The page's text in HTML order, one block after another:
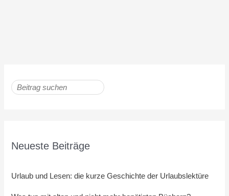
Neueste Beiträge
Urlaub und Lesen: die kurze Geschichte der Urlaubslektüre